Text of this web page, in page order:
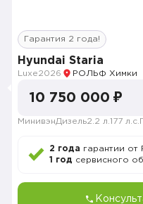
Гарантия 2 года!
Hyundai Staria
Luxe2026 РОЛЬФ Химки
10 750 000 ₽
МинивэнДизель2.2 л. 177 л.с.
2 года гарантии
1 год сервисного